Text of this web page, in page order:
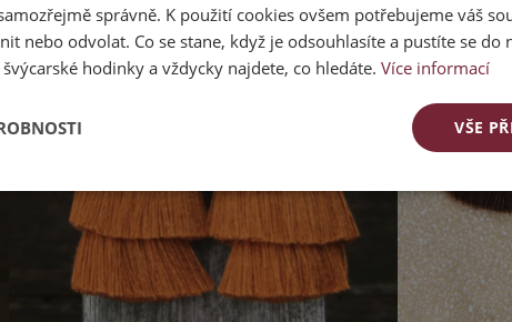
správně. K použití cookies ovšem potřebujeme váš
nebo odvolat. Co se stane, když je odsouhlasíte a pustíte se do
hodinky a vždycky najdete, co hledáte. Více informací
VŠE